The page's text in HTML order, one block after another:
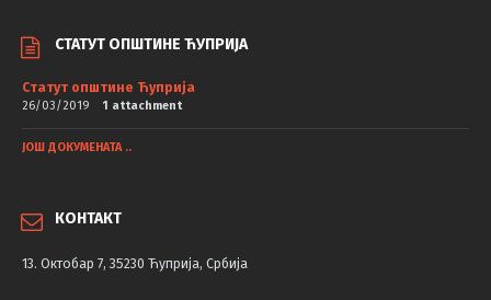
СТАТУТ ОПШТИНЕ ЋУПРИЈА
Статут општине Ћуприја
26/03/2019 1 attachment
ЈОШ ДОКУМЕНАТА ..
КОНТАКТ
13. Октобар 7, 35230 Ћуприја, Србија